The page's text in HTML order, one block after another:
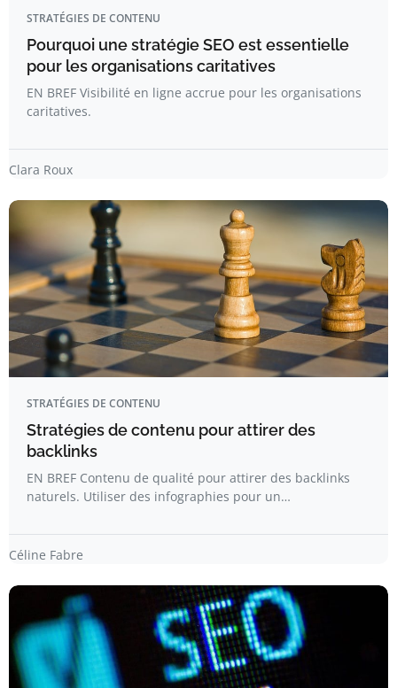
STRATÉGIES DE CONTENU
Pourquoi une stratégie SEO est essentielle
pour les organisations caritatives
EN BREF Visibilité en ligne accrue pour les organisations
caritatives.
Clara Roux
STRATÉGIES DE CONTENU
Stratégies de contenu pour attirer des
backlinks
EN BREF Contenu de qualité pour attirer des backlinks
naturels. Utiliser des infographies pour un…
Céline Fabre